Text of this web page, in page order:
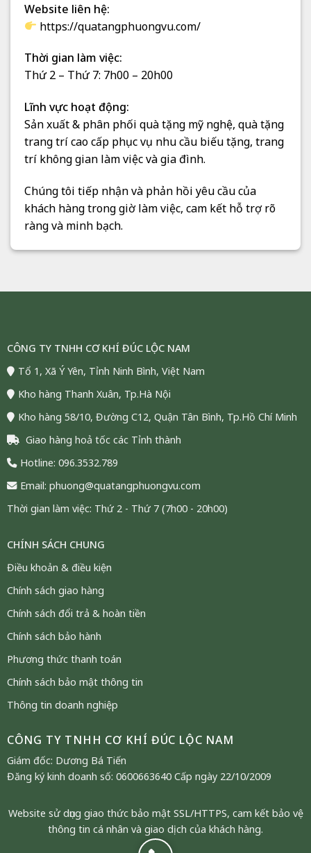
Website liên hệ:
https://quatangphuongvu.com/
Thời gian làm việc:
Thứ 2 – Thứ 7: 7h00 – 20h00
Lĩnh vực hoạt động:
Sản xuất & phân phối quà tặng mỹ nghệ, quà tặng
trang trí cao cấp phục vụ nhu cầu biếu tặng, trang
trí không gian làm việc và gia đình.
Chúng tôi tiếp nhận và phản hồi yêu cầu của
khách hàng trong giờ làm việc, cam kết hỗ trợ rõ
ràng và minh bạch.
CÔNG TY TNHH CƠ KHÍ ĐÚC LỘC NAM
Tổ 1, Xã Ý Yên, Tỉnh Ninh Bình, Việt Nam
Kho hàng Thanh Xuân, Tp.Hà Nội
Kho hàng 58/10, Đường C12, Quận Tân Bình, Tp.Hồ Chí Minh
Giao hàng hoả tốc các Tỉnh thành
Hotline: 096.3532.789
Email: phuong@quatangphuongvu.com
Thời gian làm việc: Thứ 2 - Thứ 7 (7h00 - 20h00)
CHÍNH SÁCH CHUNG
Điều khoản & điều kiện
Chính sách giao hàng
Chính sách đổi trả & hoàn tiền
Chính sách bảo hành
Phương thức thanh toán
Chính sách bảo mật thông tin
Thông tin doanh nghiệp
CÔNG TY TNHH CƠ KHÍ ĐÚC LỘC NAM
Giám đốc: Dương Bá Tiến
Đăng ký kinh doanh số: 0600663640 Cấp ngày 22/10/2009
Website sử dụng giao thức bảo mật SSL/HTTPS, cam kết bảo vệ
thông tin cá nhân và giao dịch của khách hàng.